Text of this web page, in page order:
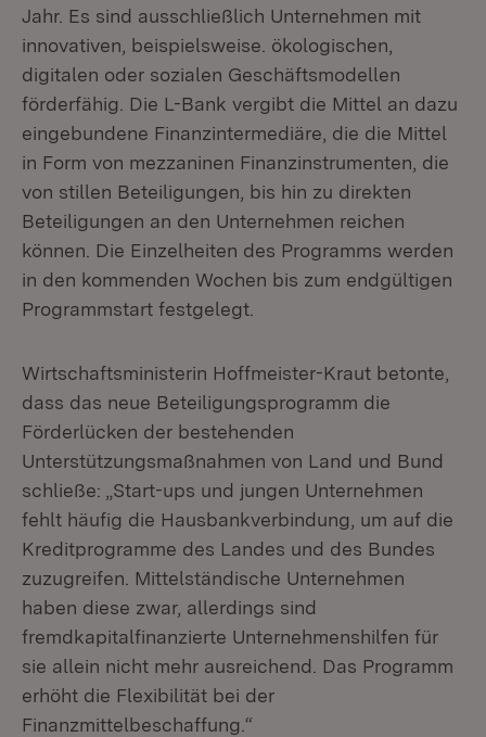
Jahr. Es sind ausschließlich Unternehmen mit
innovativen, beispielsweise. ökologischen,
digitalen oder sozialen Geschäftsmodellen
förderfähig. Die L-Bank vergibt die Mittel an dazu
eingebundene Finanzintermediäre, die die Mittel
in Form von mezzaninen Finanzinstrumenten, die
von stillen Beteiligungen, bis hin zu direkten
Beteiligungen an den Unternehmen reichen
können. Die Einzelheiten des Programms werden
in den kommenden Wochen bis zum endgültigen
Programmstart festgelegt.
Wirtschaftsministerin Hoffmeister-Kraut betonte,
dass das neue Beteiligungsprogramm die
Förderlücken der bestehenden
Unterstützungsmaßnahmen von Land und Bund
schließe: „Start-ups und jungen Unternehmen
fehlt häufig die Hausbankverbindung, um auf die
Kreditprogramme des Landes und des Bundes
zuzugreifen. Mittelständische Unternehmen
haben diese zwar, allerdings sind
fremdkapitalfinanzierte Unternehmenshilfen für
sie allein nicht mehr ausreichend. Das Programm
erhöht die Flexibilität bei der
Finanzmittelbeschaffung.“